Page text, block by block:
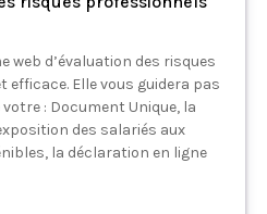
web d’évaluation des risques
Elle vous guidera pas
: Document Unique, la
des salariés aux
la déclaration en ligne